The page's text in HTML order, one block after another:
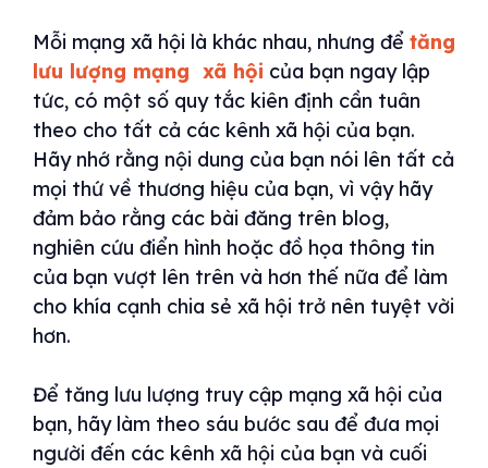
Mỗi mạng xã hội là khác nhau, nhưng để tăng
lưu lượng mạng xã hội của bạn ngay lập
tức, có một số quy tắc kiên định cần tuân
theo cho tất cả các kênh xã hội của bạn.
Hãy nhớ rằng nội dung của bạn nói lên tất cả
mọi thứ về thương hiệu của bạn, vì vậy hãy
đảm bảo rằng các bài đăng trên blog,
nghiên cứu điển hình hoặc đồ họa thông tin
của bạn vượt lên trên và hơn thế nữa để làm
cho khía cạnh chia sẻ xã hội trở nên tuyệt vời
hơn.
Để tăng lưu lượng truy cập mạng xã hội của
bạn, hãy làm theo sáu bước sau để đưa mọi
người đến các kênh xã hội của bạn và cuối